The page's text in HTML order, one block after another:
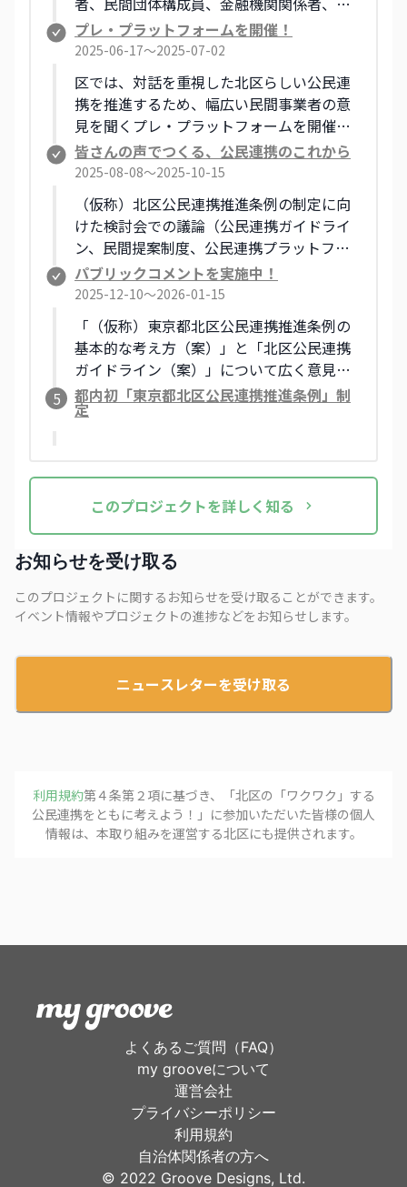
募による区民で構成する検討会を設置しま
した。 検討会は、令和7年5月から令和7年
プレ・プラットフォームを開催！
2025-06-17〜2025-07-02
区では、対話を重視した北区らしい公民連
携を推進するため、幅広い民間事業者の意
見を聞くプレ・プラットフォームを開催し
ました。
皆さんの声でつくる、公民連携のこれから
2025-08-08〜2025-10-15
（仮称）北区公民連携推進条例の制定に向
けた検討会での議論（公民連携ガイドライ
ン、民間提案制度、公民連携プラットフォ
ーム）の参考として、意見を広く募集！
パブリックコメントを実施中！
2025-12-10〜2026-01-15
「（仮称）東京都北区公民連携推進条例の
基本的な考え方（案）」と「北区公民連携
ガイドライン（案）」について広く意見を
募集しています。
5 都内初「東京都北区公民連携推進条例」制
定
このプロジェクトを詳しく知る
お知らせを受け取る
このプロジェクトに関するお知らせを受け取ることができます。
イベント情報やプロジェクトの進捗などをお知らせします。
ニュースレターを受け取る
利用規約第４条第２項に基づき、「北区の「ワクワク」する
公民連携をともに考えよう！ 」に参加いただいた皆様の個人
情報は、本取り組みを運営する北区にも提供されます。
よくあるご質問（FAQ）
my grooveについて
運営会社
プライバシーポリシー
利用規約
自治体関係者の方へ
©︎ 2022 Groove Designs, Ltd.